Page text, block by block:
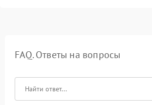
FAQ. Ответы на вопросы